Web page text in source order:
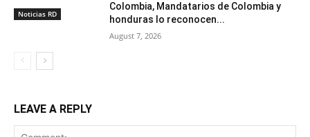
Noticias RD
Colombia, Mandatarios de Colombia y
honduras lo reconocen...
August 7, 2026
LEAVE A REPLY